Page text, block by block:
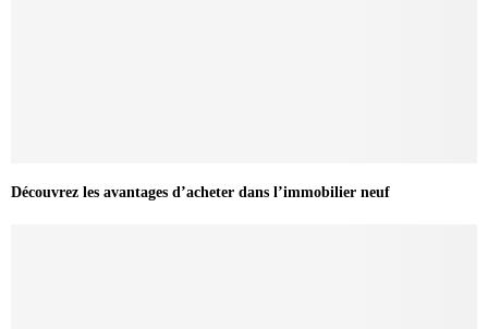
Découvrez les avantages d’acheter dans l’immobilier neuf